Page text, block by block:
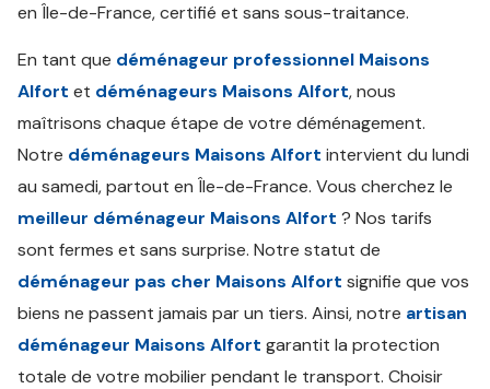
en Île-de-France, certifié et sans sous-traitance.
En tant que déménageur professionnel Maisons
Alfort et déménageurs Maisons Alfort, nous
maîtrisons chaque étape de votre déménagement.
Notre déménageurs Maisons Alfort intervient du lundi
au samedi, partout en Île-de-France. Vous cherchez le
meilleur déménageur Maisons Alfort ? Nos tarifs
sont fermes et sans surprise. Notre statut de
déménageur pas cher Maisons Alfort signifie que vos
biens ne passent jamais par un tiers. Ainsi, notre artisan
déménageur Maisons Alfort garantit la protection
totale de votre mobilier pendant le transport. Choisir